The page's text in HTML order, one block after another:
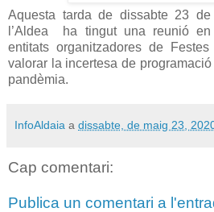
Aquesta tarda de dissabte 23
l’Aldea ha tingut una reunió
entitats organitzadores de
valorar la incertesa de
pandèmia.
InfoAldaia a dissabte, de maig 23,
Cap comentari:
Publica un comentari a